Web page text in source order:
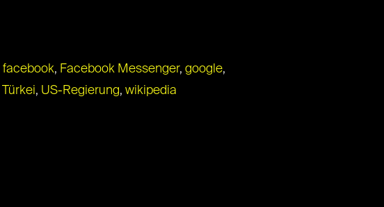
facebook, Facebook Messenger, google,
Türkei, US-Regierung, wikipedia